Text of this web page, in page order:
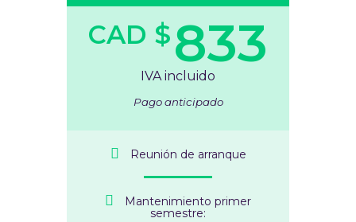
CAD $833
IVA incluido
Pago anticipado
Reunión de arranque
Mantenimiento primer
semestre: